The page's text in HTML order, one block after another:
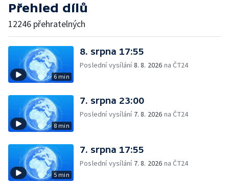
Přehled dílů
12246 přehratelných
6 min
8. srpna 17:55
Poslední vysílání8. 8. 2026 na ČT24
8 min
7. srpna 23:00
Poslední vysílání 7. 8. 2026 na ČT24
5 min
7. srpna 17:55
Poslední vysílání 7. 8. 2026 na ČT24